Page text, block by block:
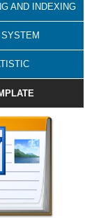
AND INDEXING